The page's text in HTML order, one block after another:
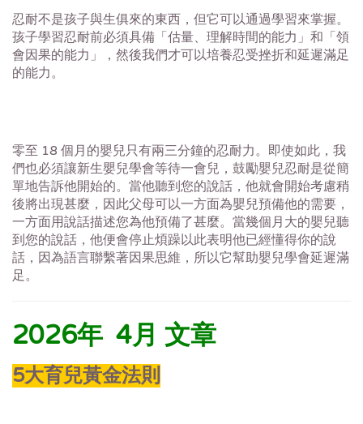
忍耐不是孩子與生俱來的東西，但它可以通過學習來掌握。
孩子學習忍耐前必須具備「估量、理解時間的能力」和「領
會因果的能力」，然後我們才可以培養忍受挫折和延遲滿足
的能力。
零至 18 個月的嬰兒只有兩三分鐘的忍耐力。即使如此，我
們也必須讓新生嬰兒學會等待一會兒，鼓勵嬰兒忍耐是從簡
單地告訴他開始的。當他聽到您的說話，他就會開始考慮稍
後將出現甚麼，因此父母可以一方面為嬰兒預備他的需要，
一方面用說話描述您為他預備了甚麼。當幾個月大的嬰兒聽
到您的說話，他便會停止煩躁以此表明他已經懂得你的說
話，因為語言聯繫著因果思維，所以它幫助嬰兒學會延遲滿
足。
2026年 4月 文章
5大育兒黃金法則